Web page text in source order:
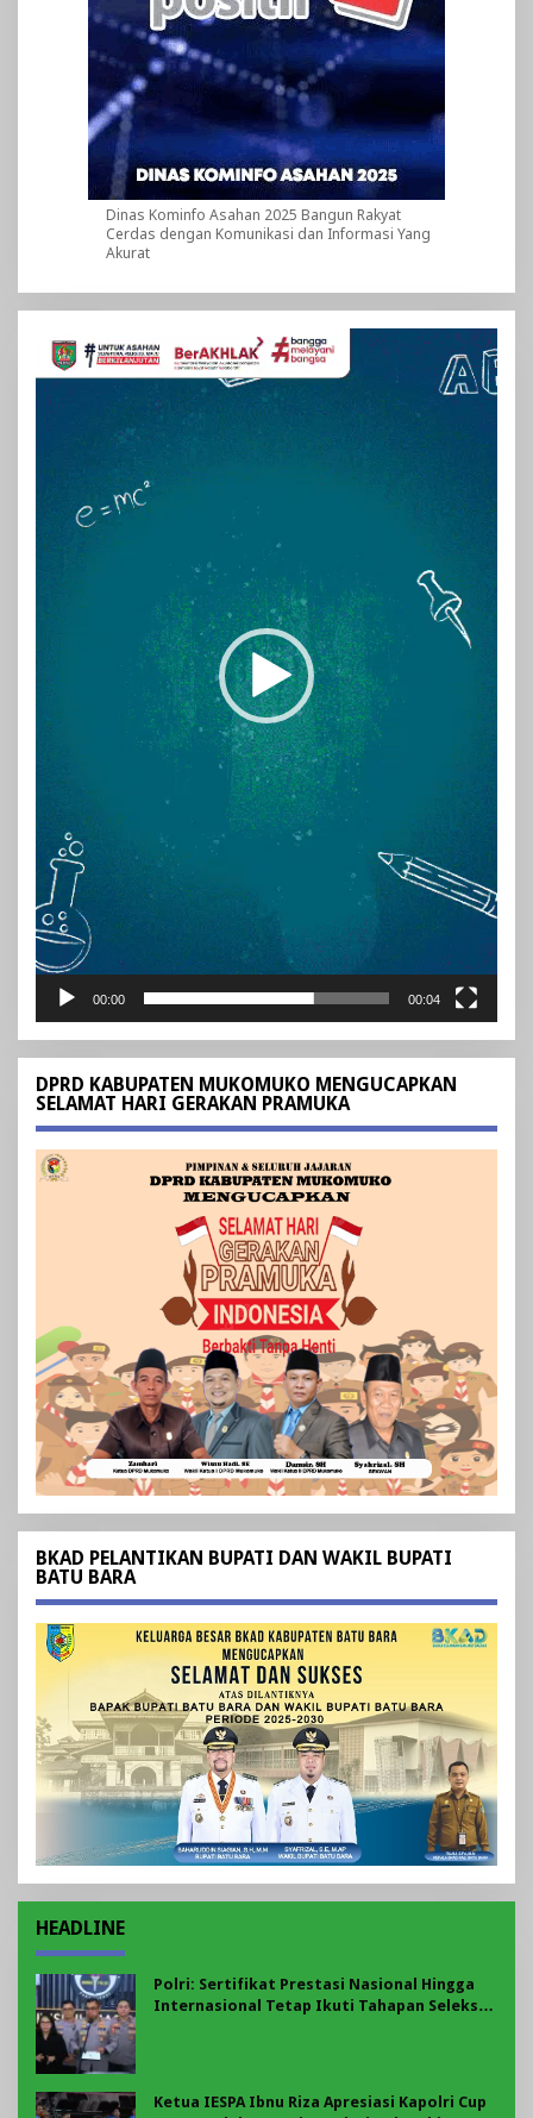
Dinas Kominfo Asahan 2025 Bangun Rakyat
Cerdas dengan Komunikasi dan Informasi Yang
Akurat
Pemutar
Video
00:00 00:04
DPRD KABUPATEN MUKOMUKO MENGUCAPKAN
SELAMAT HARI GERAKAN PRAMUKA
BKAD PELANTIKAN BUPATI DAN WAKIL BUPATI
BATU BARA
HEADLINE
Polri: Sertifikat Prestasi Nasional Hingga
Internasional Tetap Ikuti Tahapan Seleksi
Ketua IESPA Ibnu Riza Apresiasi Kapolri Cup